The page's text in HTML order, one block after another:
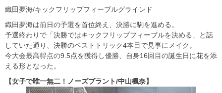
織田夢海/キックフリップフィーブルグラインド
織田夢海は前日の予選を首位終え、決勝に駒を進める。
予選終わりで「決勝ではキックフリップフィーブルを決める」と話
していた通り、決勝のベストトリック4本目で見事にメイク。
今大会最高得点の9.5点を獲得し優勝、自身16回目の誕生日に花を添
える形となった。
【女子で唯一無二！ノーズブラント/中山楓奈】